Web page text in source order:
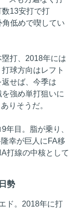
13安打で打
低めで喫してい
打、2018年には
球方向はレフト
せば、今季は
強め単打狙いに
りそうだ。
年目。脂が乗り、
幸が巨人にFA移
打線の中核として
勢
ド。2018年に打